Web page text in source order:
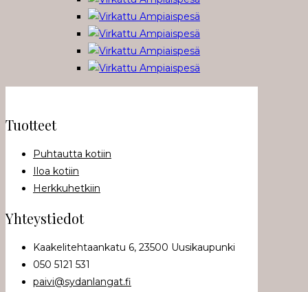
valinnat
tuotteen
sivulla.
Tuotteet
Puhtautta kotiin
Iloa kotiin
Herkkuhetkiin
Yhteystiedot
Kaakelitehtaankatu 6, 23500 Uusikaupunki
050 5121 531
paivi@sydanlangat.fi